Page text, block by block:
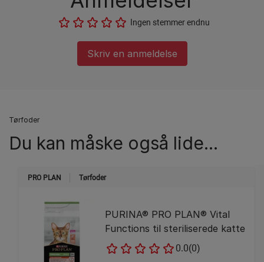
Ingen stemmer endnu
Skriv en anmeldelse
Tørfoder
Du kan måske også lide...
PRO PLAN Tørfoder
PURINA® PRO PLAN® Vital
Functions til steriliserede katte
0.0(0)